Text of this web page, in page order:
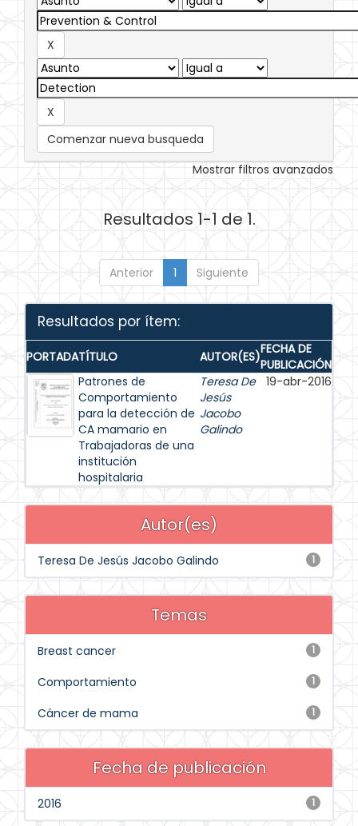
Comenzar nueva busqueda
Mostrar filtros avanzados
Resultados 1-1 de 1.
Anterior 1 Siguiente
Resultados por ítem:
PORTADATÍTULO AUTOR(ES)FECHA DE
PUBLICACIÓN
Patrones de
Comportamiento
para la detección de
CA mamario en
Trabajadoras de una
institución
hospitalaria
Teresa De
Jesús
Jacobo
Galindo
19-abr-2016
Autor(es)
1
Teresa De Jesús Jacobo Galindo
Temas
1
Breast cancer
1
Comportamiento
1
Cáncer de mama
Fecha de publicación
1
2016